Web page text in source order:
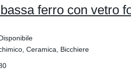
ferro con vetro
Ceramica, Bicchiere